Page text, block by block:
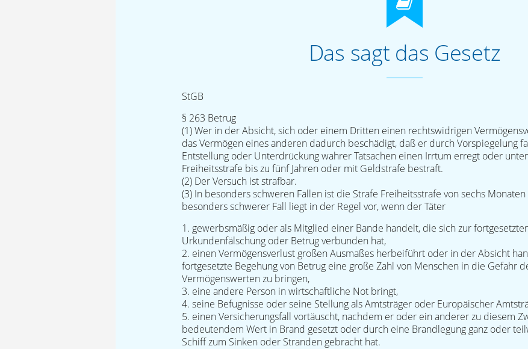
Das sagt das Gesetz
StGB
§ 263 Betrug
(1) Wer in der Absicht, sich oder einem Dritten einen rechtswidrigen
das Vermögen eines anderen dadurch beschädigt, daß er durch Vorspiegelung
Entstellung oder Unterdrückung wahrer Tatsachen einen Irrtum erregt oder
Freiheitsstrafe bis zu fünf Jahren oder mit Geldstrafe bestraft.
(2) Der Versuch ist strafbar.
(3) In besonders schweren Fällen ist die Strafe Freiheitsstrafe von sechs Monaten
besonders schwerer Fall liegt in der Regel vor, wenn der Täter
1. gewerbsmäßig oder als Mitglied einer Bande handelt, die sich zur
Urkundenfälschung oder Betrug verbunden hat,
2. einen Vermögensverlust großen Ausmaßes herbeiführt oder in der Absicht
fortgesetzte Begehung von Betrug eine große Zahl von Menschen in die Gefahr
Vermögenswerten zu bringen,
3. eine andere Person in wirtschaftliche Not bringt,
4. seine Befugnisse oder seine Stellung als Amtsträger oder Europäischer
5. einen Versicherungsfall vortäuscht, nachdem er oder ein anderer zu diesem
bedeutendem Wert in Brand gesetzt oder durch eine Brandlegung ganz oder
Schiff zum Sinken oder Stranden gebracht hat.